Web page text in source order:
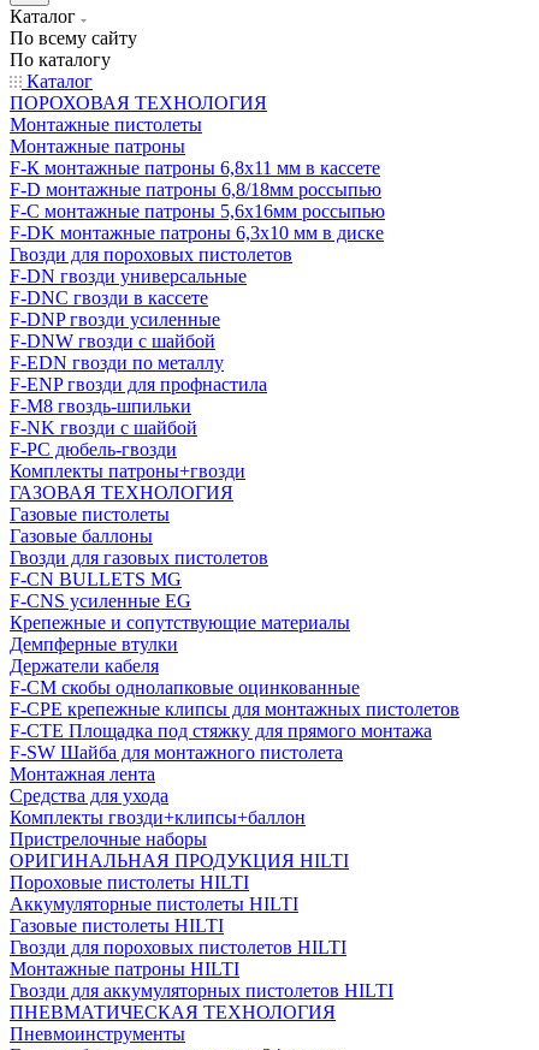
Каталог
По всему сайту
По каталогу
Каталог
ПОРОХОВАЯ ТЕХНОЛОГИЯ
Монтажные пистолеты
Монтажные патроны
F-К монтажные патроны 6,8х11 мм в кассете
F-D монтажные патроны 6,8/18мм россыпью
F-C монтажные патроны 5,6х16мм россыпью
F-DK монтажные патроны 6,3х10 мм в диске
Гвозди для пороховых пистолетов
F-DN гвозди универсальные
F-DNC гвозди в кассете
F-DNP гвозди усиленные
F-DNW гвозди с шайбой
F-EDN гвозди по металлу
F-ENP гвозди для профнастила
F-M8 гвоздь-шпильки
F-NK гвозди с шайбой
F-PC дюбель-гвозди
Комплекты патроны+гвозди
ГАЗОВАЯ ТЕХНОЛОГИЯ
Газовые пистолеты
Газовые баллоны
Гвозди для газовых пистолетов
F-CN BULLETS MG
F-CNS усиленные EG
Крепежные и сопутствующие материалы
Демпферные втулки
Держатели кабеля
F-CM скобы однолапковые оцинкованные
F-CPE крепежные клипсы для монтажных пистолетов
F-CTE Площадка под стяжку для прямого монтажа
F-SW Шайба для монтажного пистолета
Монтажная лента
Средства для ухода
Комплекты гвозди+клипсы+баллон
Пристрелочные наборы
ОРИГИНАЛЬНАЯ ПРОДУКЦИЯ HILTI
Пороховые пистолеты HILTI
Аккумуляторные пистолеты HILTI
Газовые пистолеты HILTI
Гвозди для пороховых пистолетов HILTI
Монтажные патроны HILTI
Гвозди для аккумуляторных пистолетов HILTI
ПНЕВМАТИЧЕСКАЯ ТЕХНОЛОГИЯ
Пневмоинструменты